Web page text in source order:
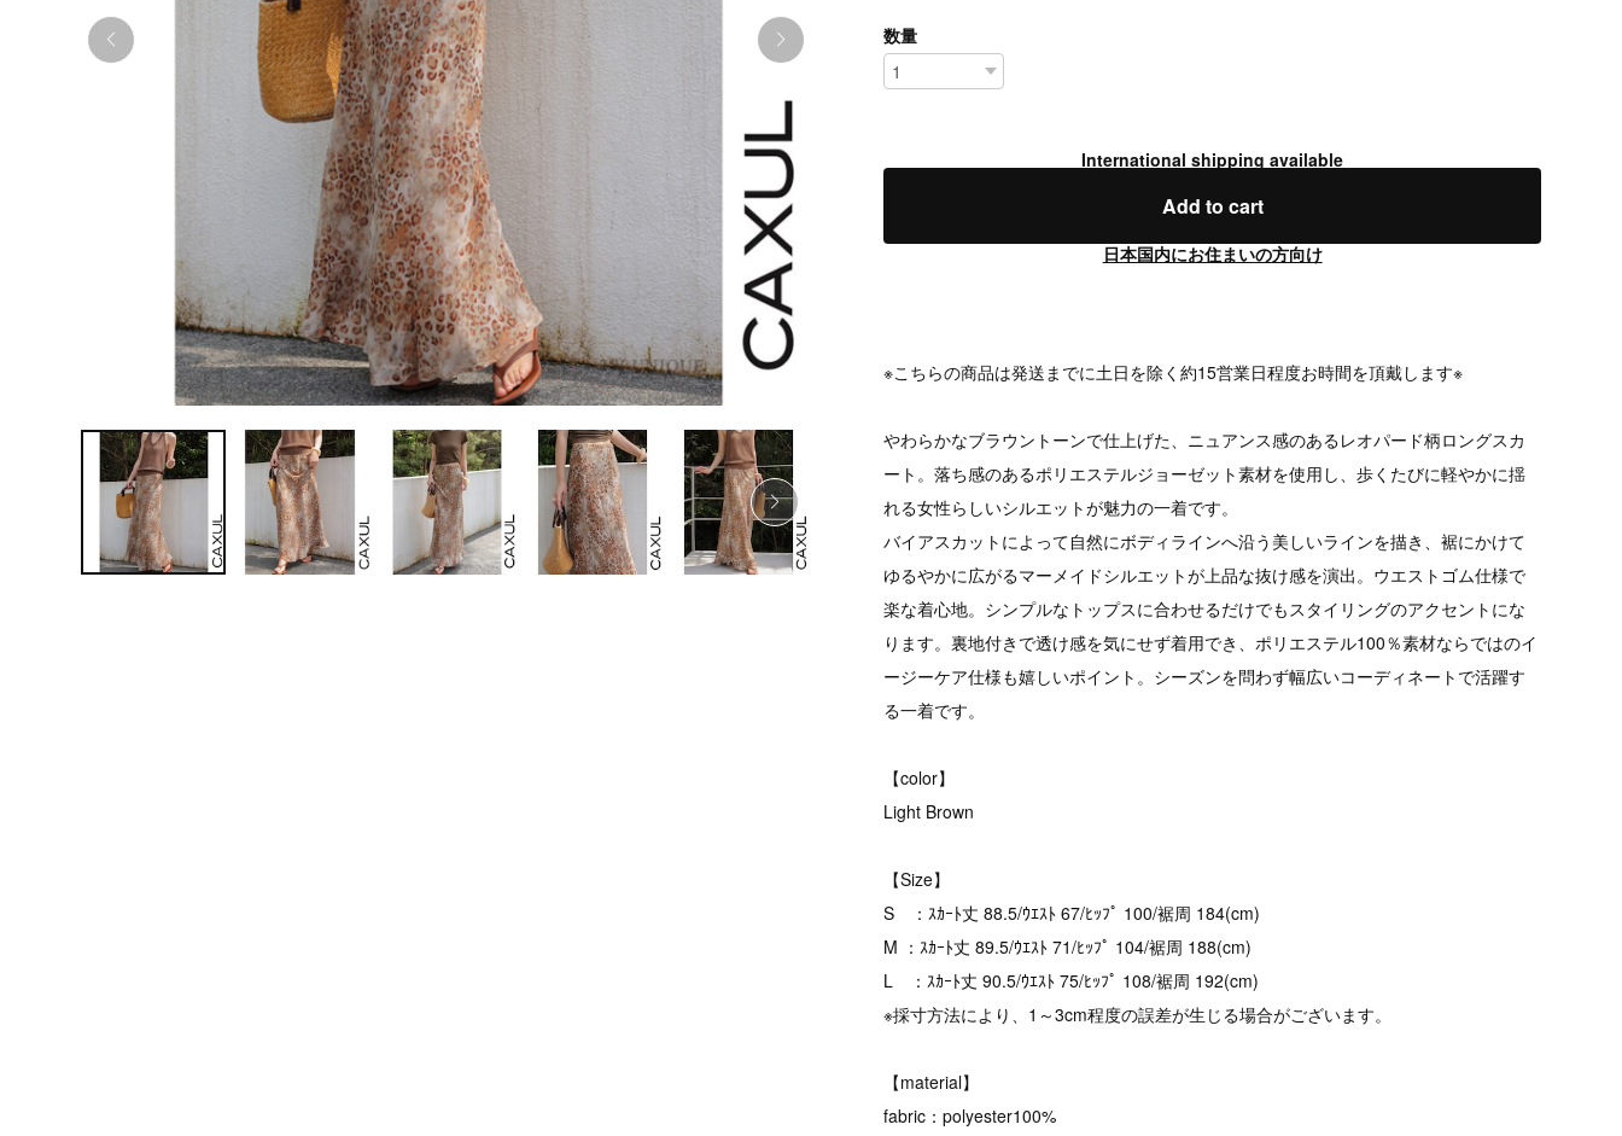
数量
International shipping available
Add to cart
日本国内にお住まいの方向け
※こちらの商品は発送までに土日を除く約15営業日程度お時間を頂戴します※
やわらかなブラウントーンで仕上げた、ニュアンス感のあるレオパード柄ロングスカ
ート。落ち感のあるポリエステルジョーゼット素材を使用し、歩くたびに軽やかに揺
れる女性らしいシルエットが魅力の一着です。
バイアスカットによって自然にボディラインへ沿う美しいラインを描き、裾にかけて
ゆるやかに広がるマーメイドシルエットが上品な抜け感を演出。ウエストゴム仕様で
楽な着心地。シンプルなトップスに合わせるだけでもスタイリングのアクセントにな
ります。裏地付きで透け感を気にせず着用でき、ポリエステル100％素材ならではのイ
ージーケア仕様も嬉しいポイント。シーズンを問わず幅広いコーディネートで活躍す
る一着です。
【color】
Light Brown
【Size】
S ：ｽｶｰﾄ丈 88.5/ｳｴｽﾄ 67/ﾋｯﾌﾟ 100/裾周 184(cm)
M ：ｽｶｰﾄ丈 89.5/ｳｴｽﾄ 71/ﾋｯﾌﾟ 104/裾周 188(cm)
L ：ｽｶｰﾄ丈 90.5/ｳｴｽﾄ 75/ﾋｯﾌﾟ 108/裾周 192(cm)
※採寸方法により、1～3cm程度の誤差が生じる場合がございます。
【material】
fabric：polyester100%